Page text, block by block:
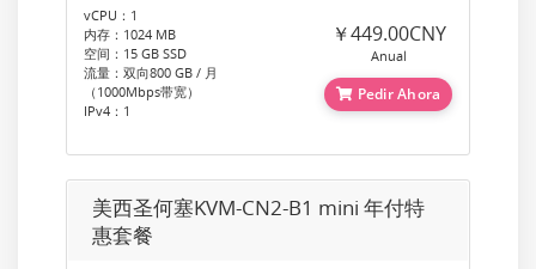
vCPU：1
内存：1024 MB
空间：15 GB SSD
流量：双向800 GB / 月
（1000Mbps带宽）
IPv4：1
￥449.00CNY
Anual
Pedir Ahora
美西圣何塞KVM-CN2-B1 mini 年付特
惠套餐